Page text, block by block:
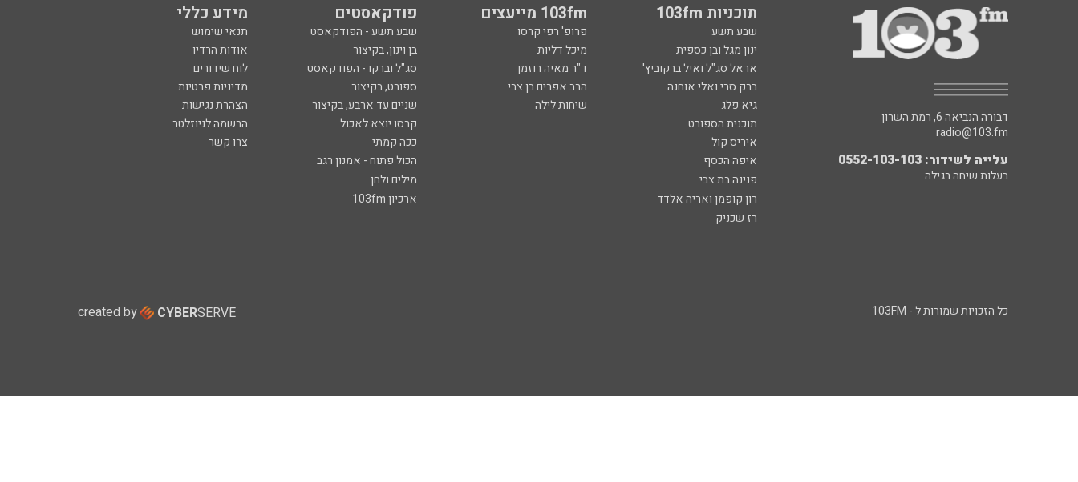
תוכניות 103fm 103fm מייעצים פודקאסטים מידע כללי
שבע תשע פרופ' רפי קרסו שבע תשע - הפודקאסט
תנאי שימוש
ינון מגל ובן כספית
מיכל דליות בן וינון, בקיצור
אודות הרדיו
אראל סג"ל ואיל ברקוביץ'
ד"ר מאיה רוזמן סג"ל וברקו - הפודקאסט
לוח שידורים
ברק סרי ואלי אוחנה
הרב אפרים בן צבי ספורט, בקיצור
מדיניות פרטיות
גיא פלג
שיחות לילה שניים עד ארבע, בקיצור
הצהרת נגישות
תוכנית הספורט
קרסו יוצא לאכול
הרשמה לניוזלטר
איריס קול
ככה קמתי
צרו קשר
איפה הכסף
הכול פתוח - אמנון רגב
פנינה בת צבי
מילים ולחן
רון קופמן ואריה אלדד
ארכיון 103fm
רז שכניק
דבורה הנביאה 6, רמת השרון
radio@103.fm
עלייה לשידור: 0552-103-103
בעלות שיחה רגילה
כל הזכויות שמורות ל - 103FM created by CYBERSERVE